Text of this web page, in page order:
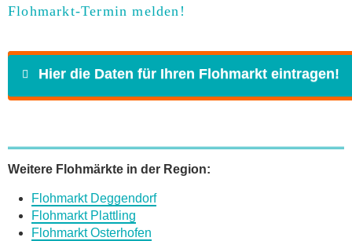
Flohmarkt-Termin melden!
Hier die Daten für Ihren Flohmarkt eintragen!
E-Mail*
Weitere Flohmärkte in der Region:
Flohmarkt Deggendorf
Flohmarkt Plattling
Flohmarkt Osterhofen